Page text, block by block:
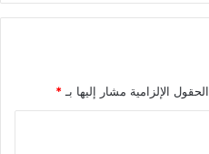
الحقول الإلزامية مشار إليها بـ *